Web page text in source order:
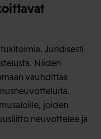
Juridisesti
Niiden
vauhdittaa
joiden
neuvottelee ja